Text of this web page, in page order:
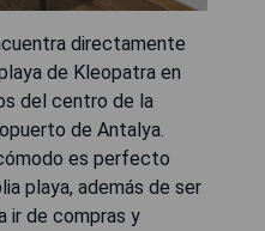
directamente
de Kleopatra en
del centro de la
de Antalya.
es perfecto
playa, además de ser
ir de compras y